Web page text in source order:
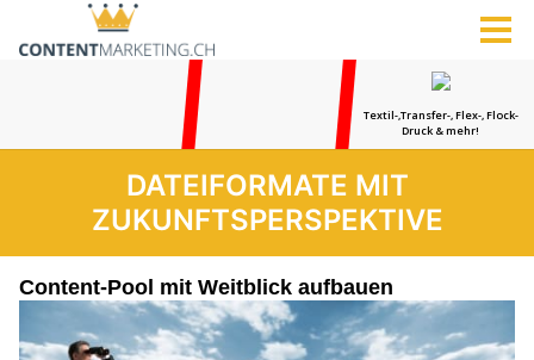
DATEIFORMATE MIT
ZUKUNFTSPERSPEKTIVE
Content-Pool mit Weitblick aufbauen